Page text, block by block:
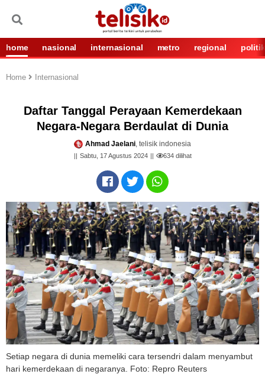
home nasional internasional metro regional politik
Home Internasional
Daftar Tanggal Perayaan Kemerdekaan
Negara-Negara Berdaulat di Dunia
Ahmad Jaelani, telisik indonesia
Sabtu, 17 Agustus 2024 634dilihat
Setiap negara di dunia memeliki cara tersendri dalam menyambut
hari kemerdekaan di negaranya. Foto: Repro Reuters